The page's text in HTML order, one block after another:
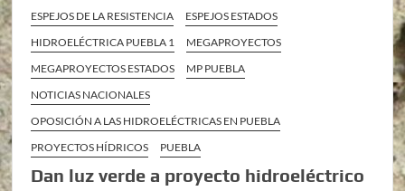
ESPEJOS DE LA RESISTENCIA
ESPEJOS ESTADOS
HIDROELÉCTRICA PUEBLA 1
MEGAPROYECTOS
MEGAPROYECTOS ESTADOS
MP PUEBLA
NOTICIAS NACIONALES
OPOSICIÓN A LAS HIDROELÉCTRICAS EN PUEBLA
PROYECTOS HÍDRICOS
PUEBLA
Dan luz verde a proyecto hidroeléctrico